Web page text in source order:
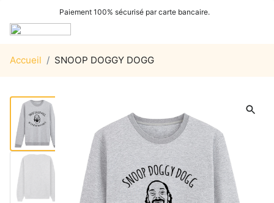
Paiement 100% sécurisé par carte bancaire.
Accueil / SNOOP DOGGY DOGG